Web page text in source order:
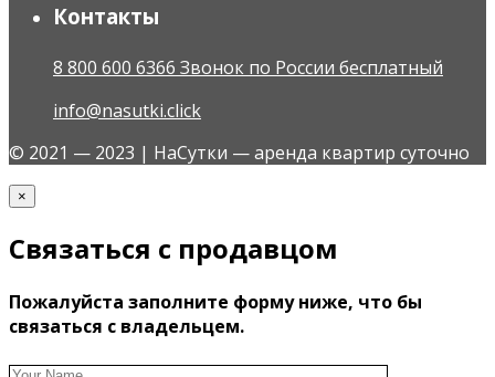
Контакты
8 800 600 6366 Звонок по России бесплатный
info@nasutki.click
© 2021 — 2023 | НаСутки — аренда квартир суточно
×
Связаться с продавцом
Пожалуйста заполните форму ниже, что бы
связаться с владельцем.